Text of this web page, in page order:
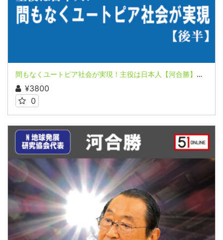
間もなくユートピア社会が実現！主役は日本人【河合勝】（後半） ２０２０年コペルニクス的大転換 未来はこうなる パート2 第５講座
¥3800
0